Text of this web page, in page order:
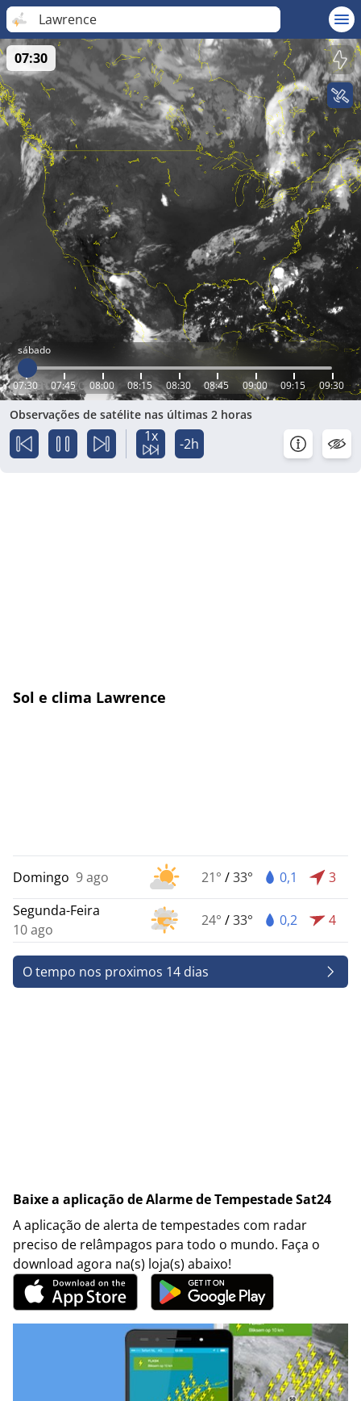
Lawrence
sábado
07:30 07:45 08:00 08:15 08:30 08:45 09:00 09:15 09:30
07:30
Observações de satélite nas últimas 2 horas
1x -2h
Sol e clima Lawrence
Domingo 9 ago 21° /33° 0,1
3
Segunda-Feira
10 ago
24° /33° 0,2 4
O tempo nos proximos 14 dias
Baixe a aplicação de Alarme de Tempestade Sat24
A aplicação de alerta de tempestades com radar
preciso de relâmpagos para todo o mundo. Faça o
download agora na(s) loja(s) abaixo!